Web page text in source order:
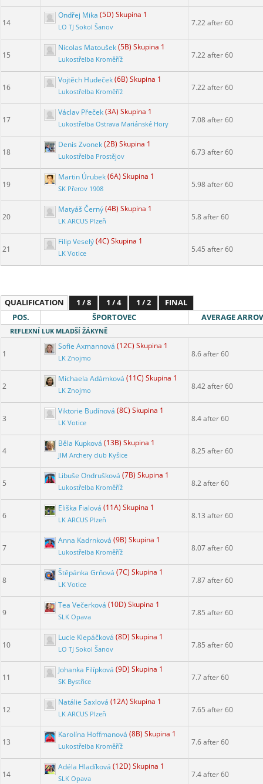
14
Ondřej Mika (5D) Skupina 1
LO TJ Sokol Šanov 7.22 after 60
15
Nicolas Matoušek(5B) Skupina 1
Lukostřelba Kroměříž 7.22 after 60
16
Vojtěch Hudeček(6B) Skupina 1
Lukostřelba Kroměříž 7.22 after 60
17
Václav Přeček(3A) Skupina 1
Lukostřelba Ostrava Mariánské Hory 7.08 after 60
18
Denis Zvonek(2B) Skupina 1
Lukostřelba Prostějov 6.73 after 60
19
Martin Úrubek(6A) Skupina 1
SK Přerov 1908 5.98 after 60
20
Matyáš Černý(4B) Skupina 1
LK ARCUS Plzeň 5.8 after 60
21
Filip Veselý(4C) Skupina 1
LK Votice 5.45 after 60
QUALIFICATION 1 / 8 1 / 4 1 / 2
FINAL
POS.
ŠPORTOVEC AVERAGE
REFLEXNÍ LUK MLADŠÍ ŽÁKYNĚ
1
Sofie Axmannová (12C) Skupina 1
LK Znojmo 8.6 after 60
2
Michaela Adámková (11C) Skupina 1
LK Znojmo 8.42 after 60
3
Viktorie Budínová (8C) Skupina 1
LK Votice 8.4 after 60
4
Běla Kupková (13B) Skupina 1
JIM Archery club Kyšice 8.25 after 60
5
Libuše Ondrušková (7B) Skupina 1
Lukostřelba Kroměříž 8.2 after 60
6
Eliška Fialová (11A) Skupina 1
LK ARCUS Plzeň 8.13 after 60
7
Anna Kadrnková (9B) Skupina 1
Lukostřelba Kroměříž 8.07 after 60
8
Štěpánka Grňová (7C) Skupina 1
LK Votice 7.87 after 60
9
Tea Večerková (10D) Skupina 1
SLK Opava 7.85 after 60
10
Lucie Klepáčková (8D) Skupina 1
LO TJ Sokol Šanov 7.85 after 60
11
Johanka Filípková (9D) Skupina 1
SK Bystřice 7.7 after 60
12
Natálie Saxlová (12A) Skupina 1
LK ARCUS Plzeň 7.65 after 60
13
Karolína Hoffmanová (8B) Skupina 1
Lukostřelba Kroměříž 7.6 after 60
14
Adéla Hladíková (12D) Skupina 1
SLK Opava 7.4 after 60